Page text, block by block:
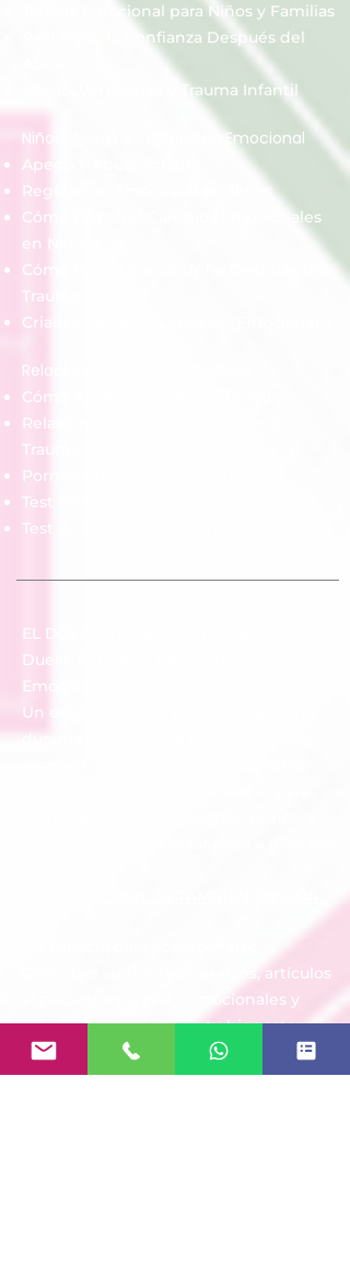
Terapia Emocional para Niños y Familias
Recuperar la Confianza Después del
Miedo, Vergüenza y Trauma Infantil
Niños, Apego y Regulación Emocional
Apego y Abuso Infantil
Regulación Emocional en Niños
Cómo Detectar Cambios Emocionales
en Niños
Cómo Hablar con un Niño Después del
Trauma
Crianza Segura y Conexión Emocional
Relaciones Familiares y Apoyo
Cómo Ayudar a un Niño Abusado
Relación Madre e Hijo Después del
Trauma
Pornografía y Trauma Infantil
Test de Trauma Infantil
Test de Heridas Emocionales
EL DOLOR TAMBIÉN ENSEÑA
Duelo, Pérdida y Reconstrucción
Emocional
Un espacio creado para acompañarte
durante procesos de pérdida, duelo y
Descubre audios terapéuticos, artículos
especializados, tests emocionales y
recursos gratuitos para tu bienestar
emocional.
🌿Explorar Centro de Acompañamiento